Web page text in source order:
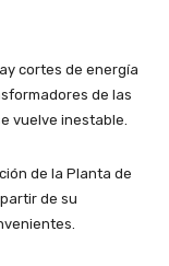
cortes de energía
de las
vuelve inestable.
de la Planta de
de su